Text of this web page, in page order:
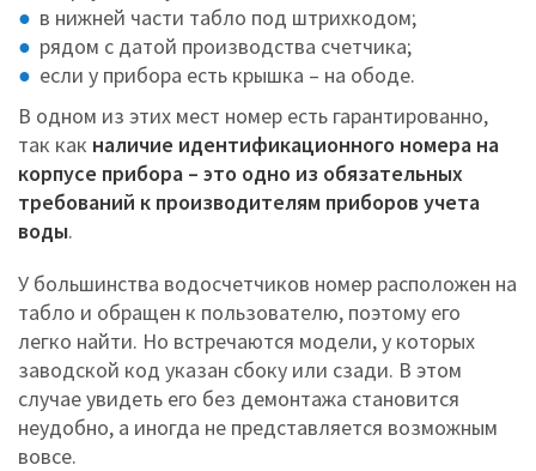
в нижней части табло под штрихкодом;
рядом с датой производства счетчика;
если у прибора есть крышка – на ободе.
В одном из этих мест номер есть гарантированно,
так как наличие идентификационного номера на
корпусе прибора – это одно из обязательных
требований к производителям приборов учета
воды.
У большинства водосчетчиков номер расположен на
табло и обращен к пользователю, поэтому его
легко найти. Но встречаются модели, у которых
заводской код указан сбоку или сзади. В этом
случае увидеть его без демонтажа становится
неудобно, а иногда не представляется возможным
вовсе.